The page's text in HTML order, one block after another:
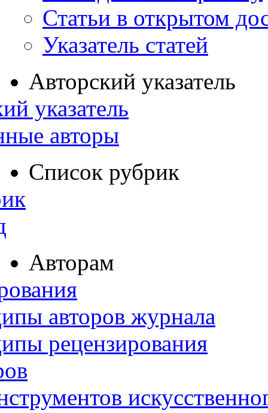
Статьи в открытом
Указатель статей
Авторский указатель
указатель
авторы
Список рубрик
Авторам
авторов журнала
рецензирования